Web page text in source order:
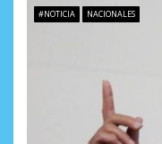
#NOTICIA NACIONALES